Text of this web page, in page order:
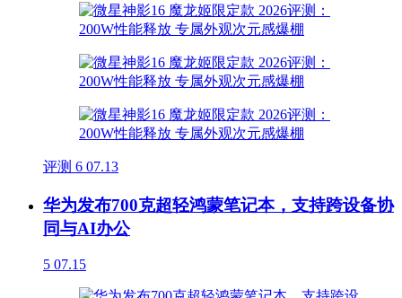
评测 6 07.13
华为发布700克超轻鸿蒙笔记本，支持跨设备协
同与AI办公
5 07.15